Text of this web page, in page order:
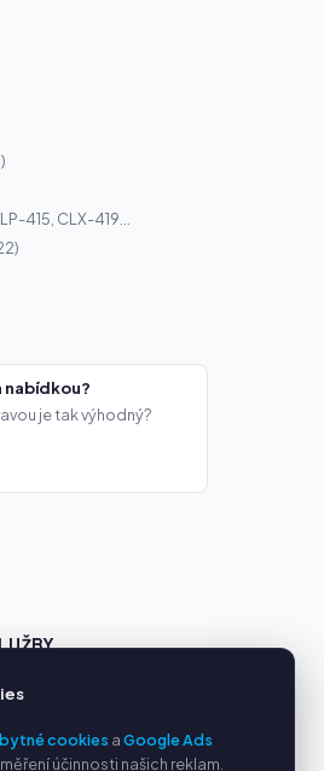
415, CLX-419...
nabídkou?
je tak výhodný?
/ Právní informace
cookies aGoogle Ads
účinnosti našich reklam.